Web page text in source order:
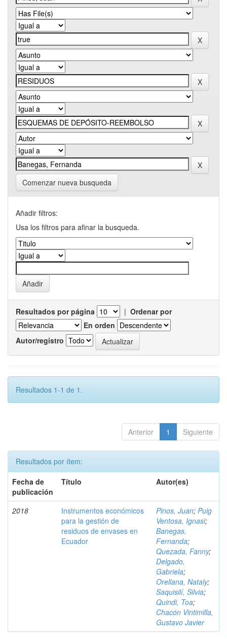
Comenzar nueva busqueda
Añadir filtros:
Usa los filtros para afinar la busqueda.
Resultados por página | Ordenar por
En orden
Autor/registro
Resultados 1-1 de 1.
Anterior 1 Siguiente
Resultados por ítem:
Fecha de
publicación
Título Autor(es)
2018
Instrumentos económicos
para la gestión de
residuos de envases en
Ecuador
Pinos, Juan; Puig
Ventosa, Ignasi;
Banegas,
Fernanda;
Quezada, Fanny;
Delgado,
Gabriela;
Orellana, Nataly;
Saquisilí, Silvia;
Quindi, Toa;
Chacón Vintimilla,
Gustavo Javier